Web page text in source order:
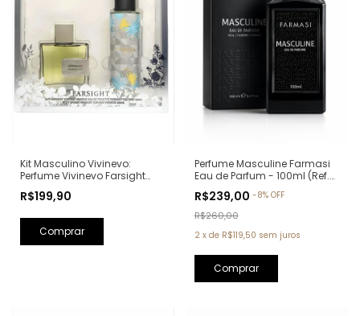
Kit Masculino Vivinevo:
Perfume Vivinevo Farsight
Splash Farsight 250ml
R$199,90
Perfume Masculine Farmasi
Eau de Parfum - 100ml (Ref.
Ford)
R$239,00 -8% OFF
R$260,00
2 x de R$119,50 sem juros